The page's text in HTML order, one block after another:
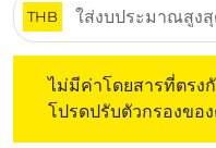
THB
ไม่มีค่าโดยสารที่ตร
โปรดปรับตัวกรองขอ